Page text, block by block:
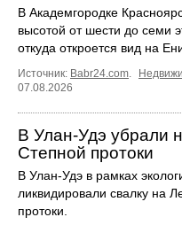
В Академгородке
высотой от шести до семи
откуда откроется вид на
Источник: Babr24.com.
07.08.2026
В Улан-Удэ убрали
Степной протоки
В Улан-Удэ в рамках
ликвидировали свалку на
протоки.